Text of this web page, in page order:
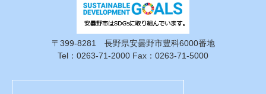
〒399-8281 長野県安曇野市豊科6000番地
Tel：0263-71-2000 Fax：0263-71-5000